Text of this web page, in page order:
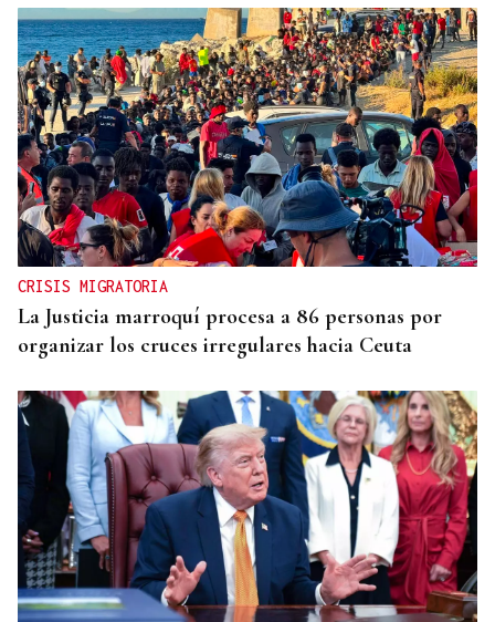
CRISIS MIGRATORIA
La Justicia marroquí procesa a 86 personas por
organizar los cruces irregulares hacia Ceuta